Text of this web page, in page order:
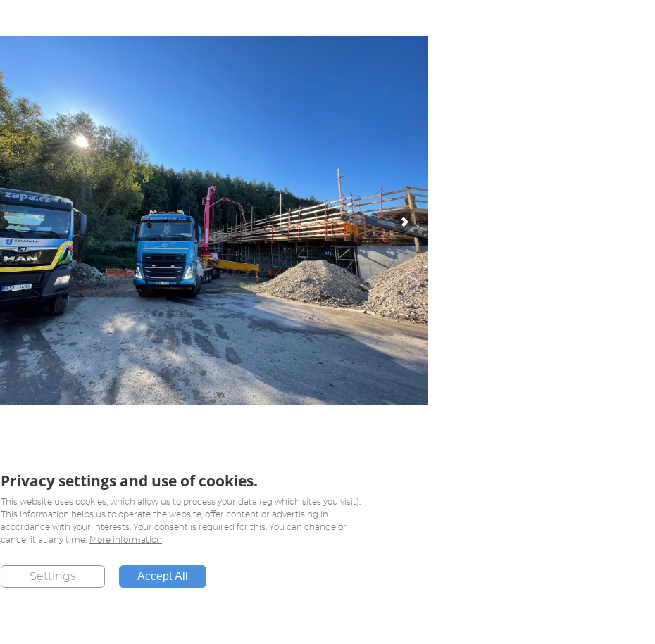
Privacy settings and use of cookies.
This website uses cookies, which allow us to process your data (eg which sites you visit).
This information helps us to operate the website, offer content or advertising in
accordance with your interests. Your consent is required for this. You can change or
cancel it at any time.
More information
Settings Accept All